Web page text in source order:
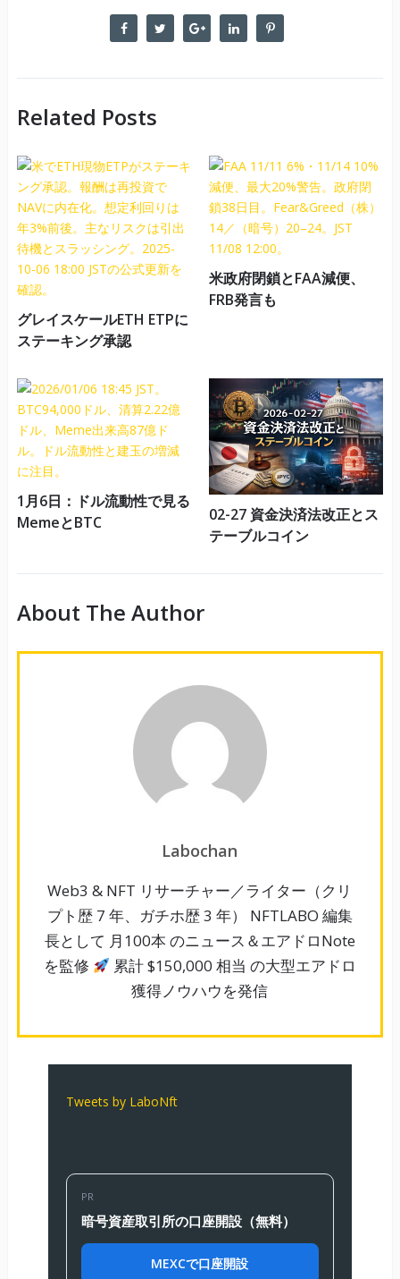
Related Posts
グレイスケールETH ETPに
ステーキング承認
米政府閉鎖とFAA減便、
FRB発言も
1月6日：ドル流動性で見る
MemeとBTC
02-27 資金決済法改正とス
テーブルコイン
About The Author
Labochan
Web3 & NFT リサーチャー／ライター（クリ
プト歴 7 年、ガチホ歴 3 年） NFTLABO 編集
長として 月100本 のニュース＆エアドロNote
を監修
累計 $150,000 相当 の大型エアドロ
獲得ノウハウを発信
Tweets by LaboNft
PR
暗号資産取引所の口座開設（無料）
MEXCで口座開設